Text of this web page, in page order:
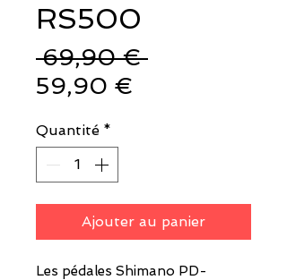
RS500
69,90 € Prix
59,90 €
Quantité *
Ajouter au panier
Les pédales Shimano PD-